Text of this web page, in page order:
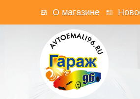
О магазине